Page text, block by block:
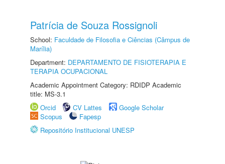
Patrícia de Souza Rossignoli
School: Faculdade de Filosofia e Ciências (Câmpus de
Marília)
Department: DEPARTAMENTO DE FISIOTERAPIA E
TERAPIA OCUPACIONAL
Academic Appointment Category: RDIDP Academic
title: MS-3.1
Orcid
CV Lattes
Google Scholar
Scopus
Fapesp
Repositório Institucional UNESP